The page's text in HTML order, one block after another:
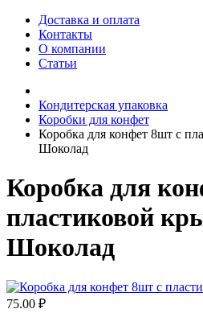
Доставка и оплата
Контакты
О компании
Статьи
Кондитерская упаковка
Коробки для конфет
Коробка для конфет 8шт с
Шоколад
Коробка для
пластиковой
Шоколад
75.00 ₽